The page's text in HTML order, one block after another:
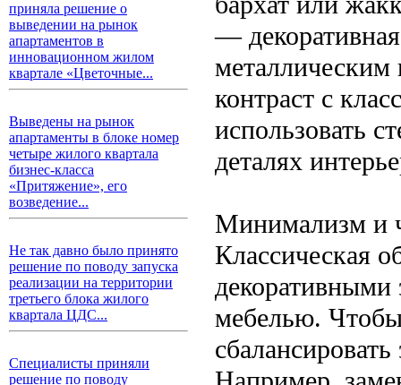
приняла решение о
выведении на рынок
апартаментов в
инновационном жилом
квартале «Цветочные...
Выведены на рынок
апартаменты в блоке номер
четыре жилого квартала
бизнес-класса
«Притяжение», его
возведение...
Не так давно было принято
решение по поводу запуска
реализации на территории
третьего блока жилого
квартала ЦДС...
Специалисты приняли
решение по поводу
—
контраст с
использовать
деталях
Минимализм и
Классическая
мебелью. Чтобы